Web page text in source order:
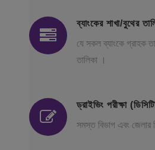
ব্যাংকের শাখা/বুথের
যে সকল ব্যাংকে গ্রাহক
তালিকা ।
ড্রাইভিং পরীক্ষা
সমস্ত বিভাগ এবং জেলার